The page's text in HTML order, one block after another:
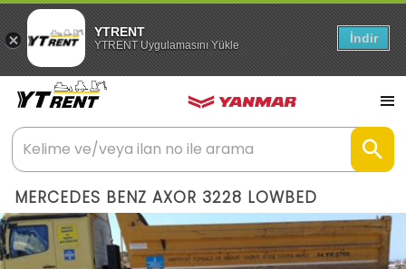
YTRENT
YTRENT Uygulamasını Yükle İndir
MERCEDES BENZ AXOR 3228 LOWBED